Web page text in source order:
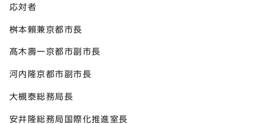
応対者
桝本賴兼京都市長
髙木壽一京都市副市長
河内隆京都市副市長
大槻泰総務局長
安井隆総務局国際化推進室長